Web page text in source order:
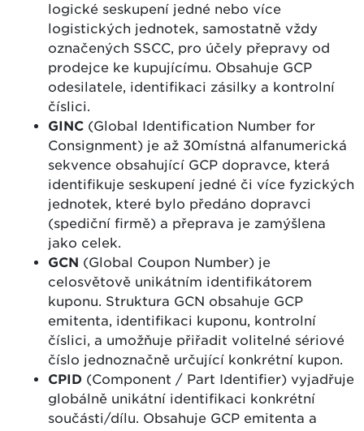
logické seskupení jedné nebo více
logistických jednotek, samostatně vždy
označených SSCC, pro účely přepravy od
prodejce ke kupujícímu. Obsahuje GCP
odesilatele, identifikaci zásilky a kontrolní
číslici.
GINC (Global Identification Number for
Consignment) je až 30místná alfanumerická
sekvence obsahující GCP dopravce, která
identifikuje seskupení jedné či více fyzických
jednotek, které bylo předáno dopravci
(spediční firmě) a přeprava je zamýšlena
jako celek.
GCN (Global Coupon Number) je
celosvětově unikátním identifikátorem
kuponu. Struktura GCN obsahuje GCP
emitenta, identifikaci kuponu, kontrolní
číslici, a umožňuje přiřadit volitelné sériové
číslo jednoznačně určující konkrétní kupon.
CPID (Component / Part Identifier) vyjadřuje
globálně unikátní identifikaci konkrétní
součásti/dílu. Obsahuje GCP emitenta a